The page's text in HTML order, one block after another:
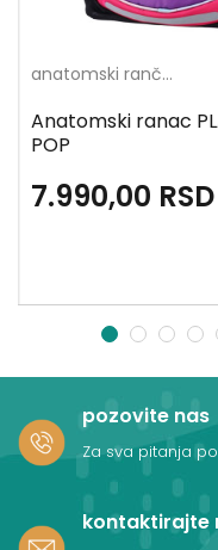
anatomski rančevi
Anatomski ranac
POP
7.990,00 RSD
1 2 3 4
pozovite nas
Za sva pitanja
kontaktirajte